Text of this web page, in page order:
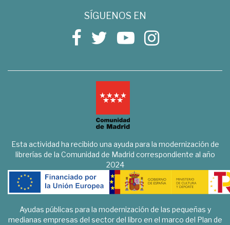
SÍGUENOS EN
Esta actividad ha recibido una ayuda para la modernización de
librerías de la Comunidad de Madrid correspondiente al año
2024
Ayudas públicas para la modernización de las pequeñas y
medianas empresas del sector del libro en el marco del Plan de